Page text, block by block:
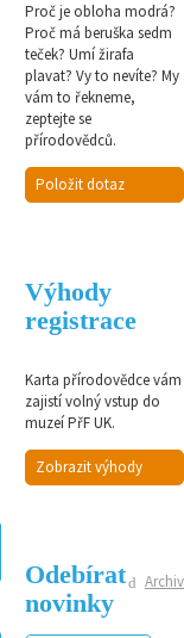
Proč je obloha modrá?
Proč má beruška sedm
teček? Umí žirafa
plavat? Vy to nevíte? My
vám to řekneme,
zeptejte se
přírodovědců.
Položit dotaz
Výhody
registrace
Karta přírodovědce vám
zajistí volný vstup do
muzeí PřF UK.
Zobrazit výhody
Archiv
Odebírat
novinky